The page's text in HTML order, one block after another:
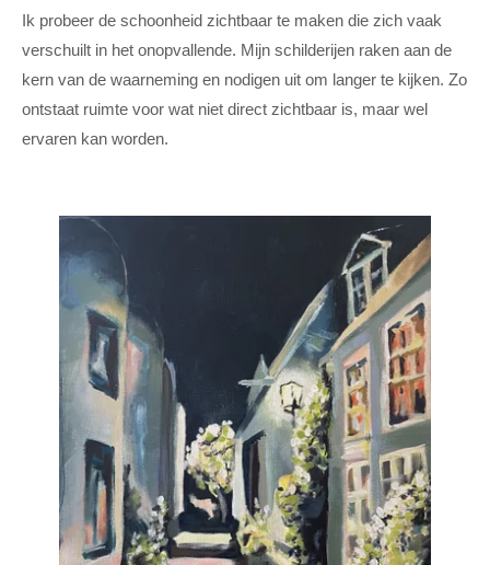
Ik probeer de schoonheid zichtbaar te maken die zich vaak
verschuilt in het onopvallende. Mijn schilderijen raken aan de
kern van de waarneming en nodigen uit om langer te kijken. Zo
ontstaat ruimte voor wat niet direct zichtbaar is, maar wel
ervaren kan worden.